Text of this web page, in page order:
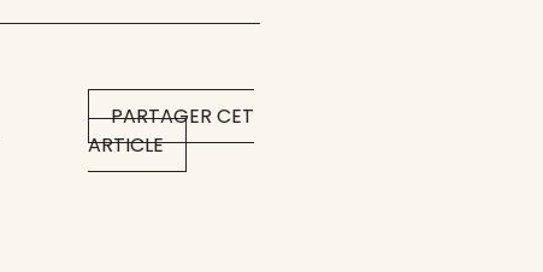
PARTAGER CET
ARTICLE